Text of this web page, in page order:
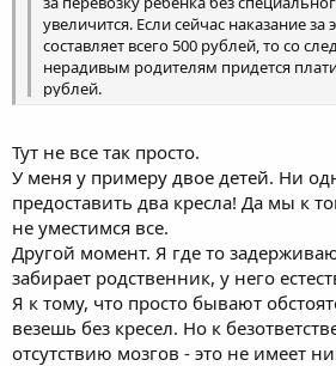
увеличится. Если сейчас наказание
составляет всего 500 рублей, то со
нерадивым родителям придется
рублей.
спецсредст,принудительно смотреть
их последствиях.Хотя думаю, процентов
спасёт только лоботомия.
Тут не все так просто.
У меня у примеру двое детей. Ни
предоставить два кресла! Да мы к
не уместимся все.
Другой момент. Я где то
забирает родственник, у него
Я к тому, что просто бывают
везешь без кресел. Но к
отсутствию мозгов - это не имеет